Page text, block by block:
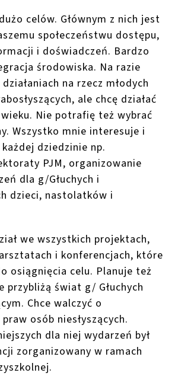
celów. Głównym z nich jest
społeczeństwu dostępu,
i doświadczeń. Bardzo
środowiska. Na razie
na rzecz młodych
ale chcę działać
Nie potrafię też wybrać
Wszystko mnie interesuje i
każdej dziedzinie np.
PJM, organizowanie
dla g/Głuchych i
dzieci, nastolatków i
we wszystkich projektach,
i konferencjach, które
osiągnięcia celu. Planuje też
przybliżą świat g/ Głuchych
Chce walczyć o
osób niesłyszących.
dla niej wydarzeń był
zorganizowany w ramach